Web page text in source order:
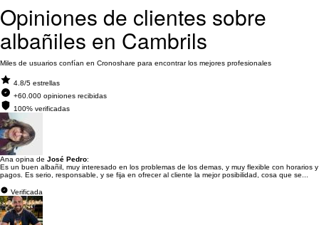
Opiniones de clientes sobre
albañiles en Cambrils
Miles de usuarios confían en Cronoshare para encontrar los mejores profesionales
4.8/5 estrellas
+60.000 opiniones recibidas
100% verificadas
Ana opina de José Pedro:
Es un buen albañil, muy interesado en los problemas de los demas, y muy flexible con horarios y
pagos. Es serio, responsable, y se fija en ofrecer al cliente la mejor posibilidad, cosa que se...
Verificada